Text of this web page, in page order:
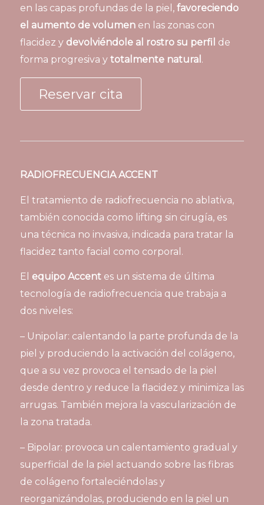
en las capas profundas de la piel, favoreciendo
el aumento de volumenen las zonas con
flacidez y devolviéndole al rostro su perfil de
forma progresiva y totalmente natural .
Reservar cita
RADIOFRECUENCIA ACCENT
El tratamiento de radiofrecuencia no ablativa,
también conocida como lifting sin cirugía, es
una técnica no invasiva, indicada para tratar la
flacidez tanto facial como corporal.
El equipo Accentes un sistema de última
tecnología de radiofrecuencia que trabaja a
dos niveles:
– Unipolar: calentando la parte profunda de la
piel y produciendo la activación del colágeno,
que a su vez provoca el tensado de la piel
desde dentro y reduce la flacidez y minimiza las
arrugas. También mejora la vascularización de
la zona tratada.
– Bipolar: provoca un calentamiento gradual y
superficial de la piel actuando sobre las fibras
de colágeno fortaleciéndolas y
reorganizándolas, produciendo en la piel un